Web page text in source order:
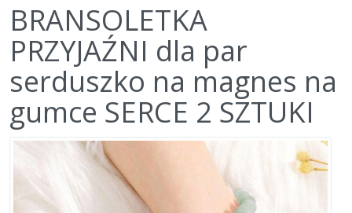
BRANSOLETKA
PRZYJAŹNI dla par
serduszko na magnes na
gumce SERCE 2 SZTUKI